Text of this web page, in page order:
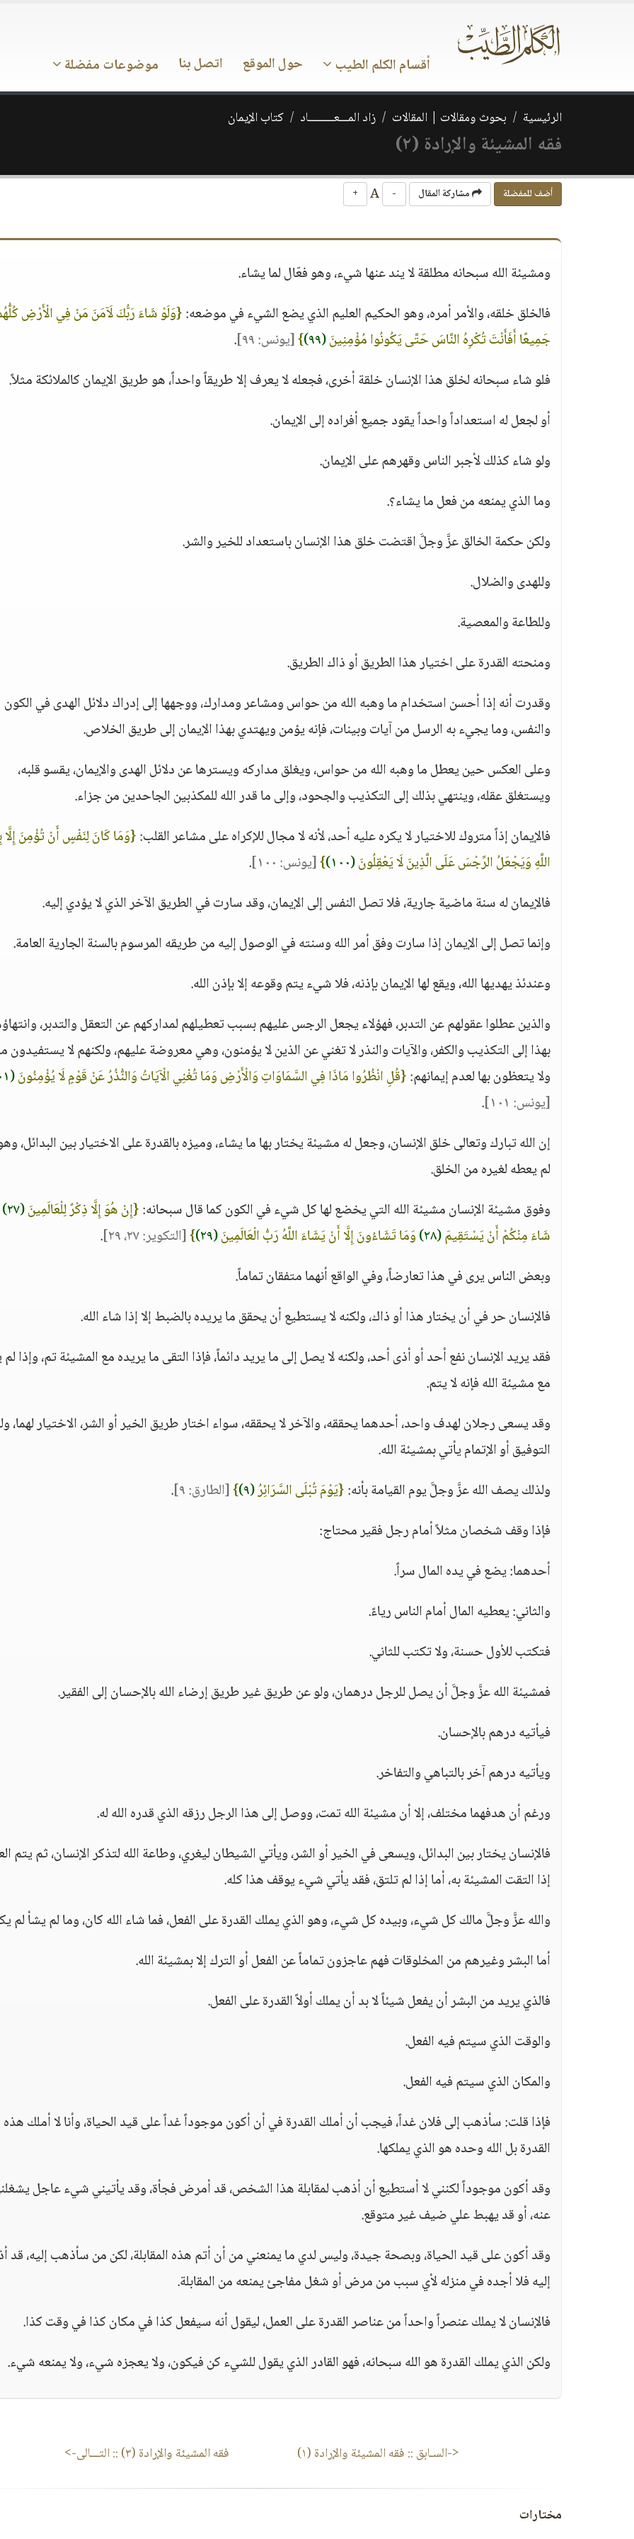
أقسام الكلم الطيب حول الموقع اتصل بنا موضوعات مفضلة
الرئيسية بحوث ومقالات | المقالات زاد المـــعـــــــــاد كتاب الإيمان
فقه المشيئة والإرادة (٢)
أضف للمفضلة مشاركة المقال -
+
ومشيئة الله سبحانه مطلقة لا يند عنها شيء، وهو فعّال لما يشاء.
فالخلق خلقه، والأمر أمره، وهو الحكيم العليم الذي يضع الشيء في موضعه:{وَلَوْ شَاءَ رَبُّكَ لَآمَنَ مَنْ فِي الْأَرْضِ
جَمِيعًا أَفَأَنْتَ تُكْرِهُ النَّاسَ حَتَّى يَكُونُوا مُؤْمِنِينَ(٩٩) }[يونس: ٩٩]
.
فلو شاء سبحانه لخلق هذا الإنسان خلقة أخرى، فجعله لا يعرف إلا طريقاً واحداً، هو طريق الإيمان كالملائكة مثلاً.
أو لجعل له استعداداً واحداً يقود جميع أفراده إلى الإيمان.
ولو شاء كذلك لأجبر الناس وقهرهم على الإيمان.
وما الذي يمنعه من فعل ما يشاء؟.
ولكن حكمة الخالق عزَّ وجلَّ اقتضت خلق هذا الإنسان باستعداد للخير والشر.
وللهدى والضلال.
وللطاعة والمعصية.
ومنحته القدرة على اختيار هذا الطريق أو ذاك الطريق.
وقدرت أنه إذا أحسن استخدام ما وهبه الله من حواس ومشاعر ومدارك، ووجهها إلى إدراك دلائل الهدى في الكون
والنفس، وما يجيء به الرسل من آيات وبينات، فإنه يؤمن ويهتدي بهذا الإيمان إلى طريق الخلاص.
وعلى العكس حين يعطل ما وهبه الله من حواس، ويغلق مداركه ويسترها عن دلائل الهدى والإيمان، يقسو قلبه،
ويستغلق عقله، وينتهي بذلك إلى التكذيب والجحود، وإلى ما قدر الله للمكذبين الجاحدين من جزاء.
فالإيمان إذاً متروك للاختيار لا يكره عليه أحد، لأنه لا مجال للإكراه على مشاعر القلب:{وَمَا كَانَ لِنَفْسٍ أَنْ تُؤْمِنَ إِلَّا
اللَّهِ وَيَجْعَلُ الرِّجْسَ عَلَى الَّذِينَ لَا يَعْقِلُونَ(١٠٠) }[يونس: ١٠٠]
.
فالإيمان له سنة ماضية جارية، فلا تصل النفس إلى الإيمان، وقد سارت في الطريق الآخر الذي لا يؤدي إليه.
وإنما تصل إلى الإيمان إذا سارت وفق أمر الله وسنته في الوصول إليه من طريقه المرسوم بالسنة الجارية العامة.
وعندئذ يهديها الله، ويقع لها الإيمان بإذنه، فلا شيء يتم وقوعه إلا بإذن الله.
والذين عطلوا عقولهم عن التدبر، فهؤلاء يجعل الرجس عليهم بسبب تعطيلهم لمداركهم عن التعقل والتدبر،
بهذا إلى التكذيب والكفر، والآيات والنذر لا تغني عن الذين لا يؤمنون، وهي معروضة عليهم، ولكنهم لا يستفيدون
ولا يتعظون بها لعدم إيمانهم:{قُلِ انْظُرُوا مَاذَا فِي السَّمَاوَاتِ وَالْأَرْضِ وَمَا تُغْنِي الْآيَاتُ وَالنُّذُرُ عَنْ قَوْمٍ لَا يُؤْمِنُونَ(١٠١)
[يونس: ١٠١]
.
إن الله تبارك وتعالى خلق الإنسان، وجعل له مشيئة يختار بها ما يشاء، وميزه بالقدرة على الاختيار بين البدائل،
لم يعطه لغيره من الخلق.
وفوق مشيئة الإنسان مشيئة الله التي يخضع لها كل شيء في الكون كما قال سبحانه:{إِنْ هُوَ إِلَّا ذِكْرٌ لِلْعَالَمِينَ(٢٧)
شَاءَ مِنْكُمْ أَنْ يَسْتَقِيمَ(٢٨) وَمَا تَشَاءُونَ إِلَّا أَنْ يَشَاءَ اللَّهُ رَبُّ الْعَالَمِينَ(٢٩) }[التكوير: ٢٧، ٢٩]
.
وبعض الناس يرى في هذا تعارضاً، وفي الواقع أنهما متفقان تماماً.
فالإنسان حر في أن يختار هذا أو ذاك، ولكنه لا يستطيع أن يحقق ما يريده بالضبط إلا إذا شاء الله.
فقد يريد الإنسان نفع أحد أو أذى أحد، ولكنه لا يصل إلى ما يريد دائماً، فإذا التقى ما يريده مع المشيئة تم، وإذا
مع مشيئة الله فإنه لا يتم.
وقد يسعى رجلان لهدف واحد، أحدهما يحققه، والآخر لا يحققه، سواء اختار طريق الخير أو الشر، الاختيار لهما،
التوفيق أو الإتمام يأتي بمشيئة الله.
ولذلك يصف الله عزَّ وجلَّ يوم القيامة بأنه:{يَوْمَ تُبْلَى السَّرَائِرُ(٩) }[الطارق: ٩]
.
فإذا وقف شخصان مثلاً أمام رجل فقير محتاج:
أحدهما: يضع في يده المال سراً.
والثاني: يعطيه المال أمام الناس رياءً.
فتكتب للأول حسنة، ولا تكتب للثاني.
فمشيئة الله عزَّ وجلَّ أن يصل للرجل درهمان، ولو عن طريق غير طريق إرضاء الله بالإحسان إلى الفقير.
فيأتيه درهم بالإحسان.
ويأتيه درهم آخر بالتباهي والتفاخر.
ورغم أن هدفهما مختلف، إلا أن مشيئة الله تمت، ووصل إلى هذا الرجل رزقه الذي قدره الله له.
فالإنسان يختار بين البدائل، ويسعى في الخير أو الشر، ويأتي الشيطان ليغري، وطاعة الله لتذكر الإنسان، ثم يتم
إذا التقت المشيئة به، أما إذا لم تلتق، فقد يأتي شيء يوقف هذا كله.
والله عزَّ وجلَّ مالك كل شيء، وبيده كل شيء، وهو الذي يملك القدرة على الفعل، فما شاء الله كان، وما لم يشأ لم
أما البشر وغيرهم من المخلوقات فهم عاجزون تماماً عن الفعل أو الترك إلا بمشيئة الله.
فالذي يريد من البشر أن يفعل شيئاً لا بد أن يملك أولاً القدرة على الفعل.
والوقت الذي سيتم فيه الفعل.
والمكان الذي سيتم فيه الفعل.
فإذا قلت: سأذهب إلى فلان غداً، فيجب أن أملك القدرة في أن أكون موجوداً غداً على قيد الحياة، وأنا لا أملك هذه
القدرة بل الله وحده هو الذي يملكها.
وقد أكون موجوداً لكنني لا أستطيع أن أذهب لمقابلة هذا الشخص، قد أمرض فجأة، وقد يأتيني شيء عاجل
عنه، أو قد يهبط علي ضيف غير متوقع.
وقد أكون على قيد الحياة، وبصحة جيدة، وليس لدي ما يمنعني من أن أتم هذه المقابلة، لكن من سأذهب إليه، قد
إليه فلا أجده في منزله لأي سبب من مرض أو شغل مفاجئ يمنعه من المقابلة.
فالإنسان لا يملك عنصراً واحداً من عناصر القدرة على العمل، ليقول أنه سيفعل كذا في مكان كذا في وقت كذا.
ولكن الذي يملك القدرة هو الله سبحانه، فهو القادر الذي يقول للشيء كن فيكون، ولا يعجزه شيء، ولا يمنعه شيء.
<-السـابق :: فقه المشيئة والإرادة (١) فقه المشيئة والإرادة (٣) :: التـــالى->
مختارات